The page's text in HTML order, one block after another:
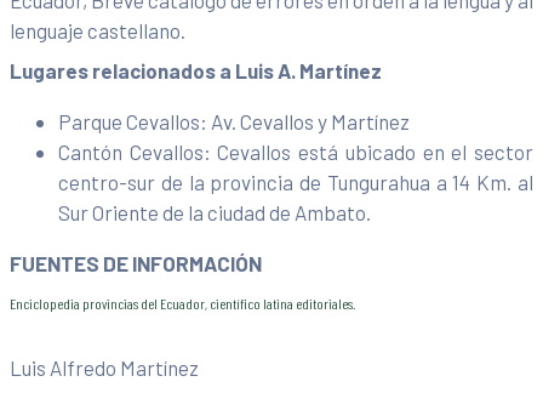
lenguaje castellano.
Lugares relacionados a Luis A. Martínez
Parque Cevallos: Av. Cevallos y Martínez
Cantón Cevallos: Cevallos está ubicado en el sector
centro-sur de la provincia de Tungurahua a 14 Km. al
Sur Oriente de la ciudad de Ambato.
FUENTES DE INFORMACIÓN
Enciclopedia provincias del Ecuador, científico latina editoriales.
Luis Alfredo Martínez